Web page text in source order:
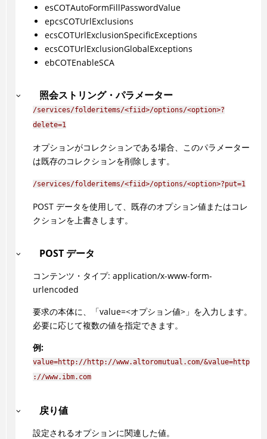
esCOTAutoFormFillPasswordValue
epcsCOTUrlExclusions
ecsCOTUrlExclusionSpecificExceptions
ecsCOTUrlExclusionGlobalExceptions
ebCOTEnableSCA
照会ストリング・パラメーター
/services/folderitems/<fiid>/options/<option>?
delete=1
オプションがコレクションである場合、このパラメーター
は既存のコレクションを削除します。
/services/folderitems/<fiid>/options/<option>?put=1
POST データを使用して、既存のオプション値またはコレ
クションを上書きします。
POST データ
コンテンツ・タイプ: application/x-www-form-
urlencoded
要求の本体に、「value=<オプション値>」を入力します。
必要に応じて複数の値を指定できます。
例:
value=http://http://www.altoromutual.com/&value=http
://www.ibm.com
戻り値
設定されるオプションに関連した値。